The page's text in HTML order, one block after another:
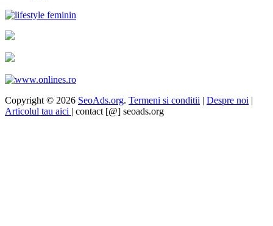
Copyright © 2026 SeoAds.org. Termeni si conditii | Despre noi |
Articolul tau aici | contact [@] seoads.org